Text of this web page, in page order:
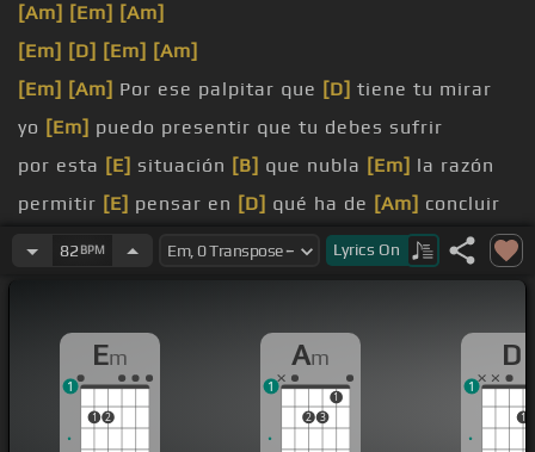
[Am] [Em] [Am]
[Em] [D] [Em] [Am]
[Em] [Am] Por ese palpitar que [D] tiene tu mirar
yo [Em] puedo presentir que tu debes sufrir
por esta [E] situación [B] que nubla [Em] la razón
permitir [E] pensar en [D] qué ha de [Am] concluir
existe entre los
tratando simular tan[Em]
amistad[E]mientras en realidad[F#] se[E]
agita la pasión
82 BPM Lyrics On
Em
1 2
1
Am
2 3
1
1
D
1
1